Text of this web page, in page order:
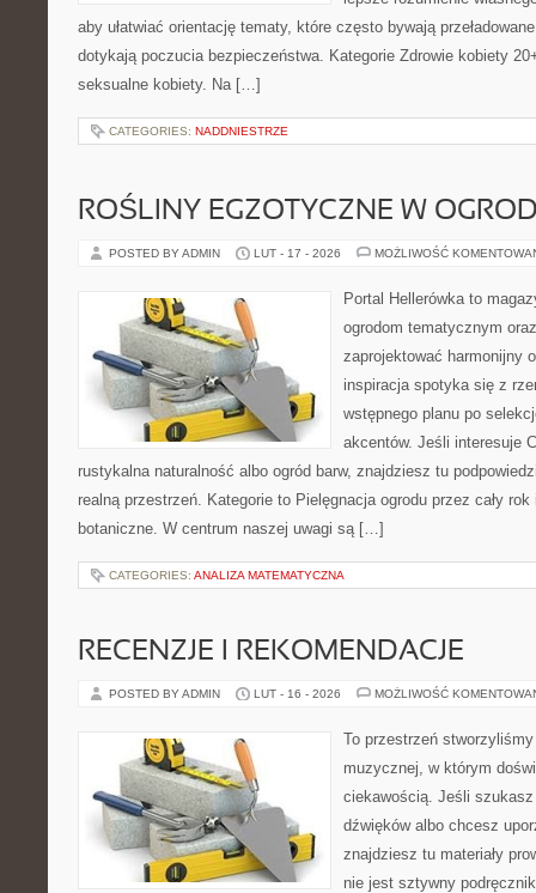
aby ułatwiać orientację tematy, które często bywają
dotykają poczucia bezpieczeństwa. Kategorie Zdrowie kobiety
seksualne kobiety. Na […]
CATEGORIES: NADDNIESTRZE
ROŚLINY EGZOTYCZNE W
POSTED BY ADMIN LUT - 17 - 2026 MOŻLIWOŚĆ
Portal Hellerówka to
ogrodom tematycznym
zaprojektować harmonijny
inspiracja spotyka się z
wstępnego planu po
akcentów. Jeśli interesuje
rustykalna naturalność albo ogród barw, znajdziesz tu
realną przestrzeń. Kategorie to Pielęgnacja ogrodu przez cały
botaniczne. W centrum naszej uwagi są […]
CATEGORIES: ANALIZA MATEMATYCZNA
RECENZJE I REKOMENDACJE
POSTED BY ADMIN LUT - 16 - 2026 MOŻLIWOŚĆ
To przestrzeń
muzycznej, w którym
ciekawością. Jeśli
dźwięków albo chcesz
znajdziesz tu materiały
nie jest sztywny